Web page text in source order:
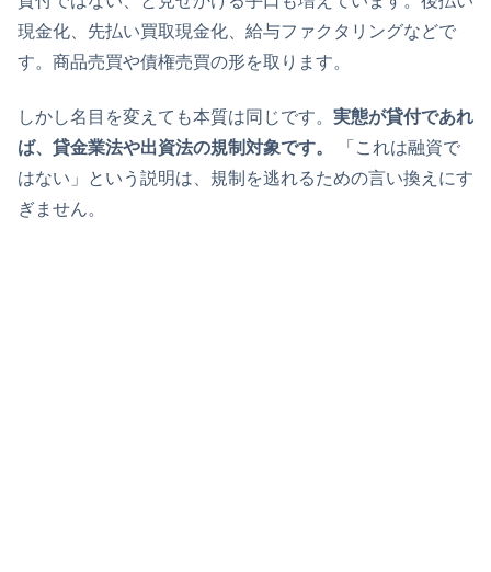
現金化、先払い買取現金化、給与ファクタリングなどで
す。商品売買や債権売買の形を取ります。
しかし名目を変えても本質は同じです。 実態が貸付であれ
ば、貸金業法や出資法の規制対象です。
「これは融資で
はない」という説明は、規制を逃れるための言い換えにす
ぎません。